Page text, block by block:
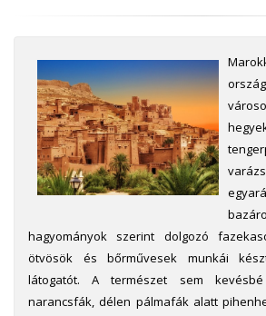
hagyományok szerint dolgozó
ötvösök és bőrművesek munkái
látogatót. A természet sem
narancsfák, délen pálmafák alatt